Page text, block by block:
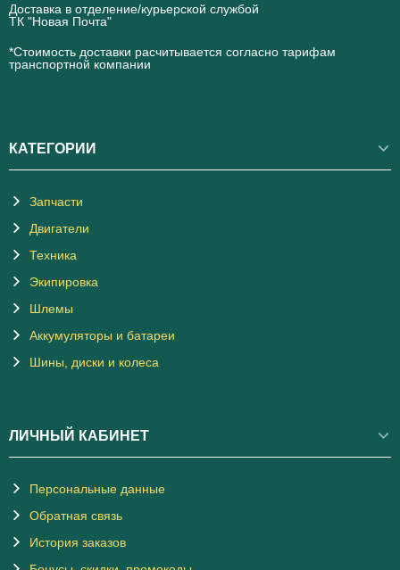
Доставка в отделение/курьерской службой
ТК "Новая Почта"
*Стоимость доставки расчитывается согласно тарифам
транспортной компании
КАТЕГОРИИ
Запчасти
Двигатели
Техника
Экипировка
Шлемы
Аккумуляторы и батареи
Шины, диски и колеса
ЛИЧНЫЙ КАБИНЕТ
Персональные данные
Обратная связь
История заказов